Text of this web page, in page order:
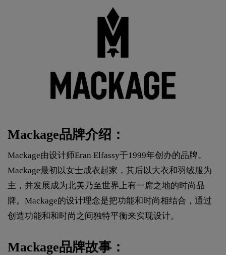
Mackage品牌介绍：
Mackage由设计师Eran Elfassy于1999年创办的品牌。
Mackage最初以女士成衣起家，其后以大衣和羽绒服为
主，并发展成为北美乃至世界上有一席之地的时尚品
牌。Mackage的设计理念是把功能和时尚相结合，通过
创造功能和和时尚之间独特平衡来实现设计。
Mackage品牌故事：